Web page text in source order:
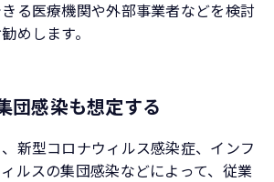
る医療機関や外部事業者などを検討
めします。
団感染も想定する
新型コロナウィルス感染症、インフ
ルスの集団感染などによって、従業